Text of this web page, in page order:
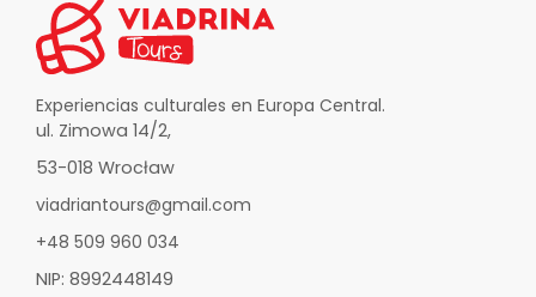
Experiencias culturales en Europa Central.
ul. Zimowa 14/2,
53-018 Wrocław
viadriantours@gmail.com
+48 509 960 034
NIP: 8992448149